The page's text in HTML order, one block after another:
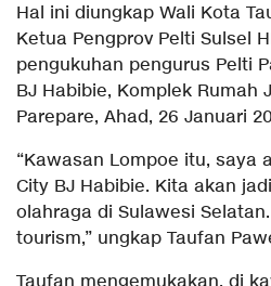
Hal ini diungkap Wali Kota
Ketua Pengprov Pelti Sulsel
pengukuhan pengurus Pelti
BJ Habibie, Komplek Rumah
Parepare, Ahad, 26 Januari
“Kawasan Lompoe itu, saya
City BJ Habibie. Kita akan
olahraga di Sulawesi
tourism,” ungkap Taufan